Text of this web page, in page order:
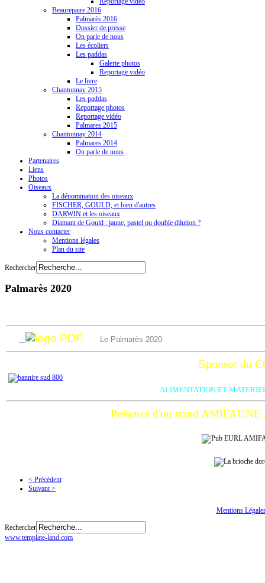
Beaurepaire 2016
Palmarès 2016
Dossier de presse
On parle de nous
Les écoliers
Les paddas
Galerie photos
Reportage vidéo
Le livre
Chantonnay 2015
Les paddas
Reportage photos
Reportage vidéo
Palmares 2015
Chantonnay 2014
Palmares 2014
On parle de nous
Partenaires
Liens
Photos
Oiseaux
La dénomination des oiseaux
FISCHER, GOULD, et bien d'autres
DARWIN et les oiseaux
Diamant de Gould : jaune, pastel ou double dilution ?
Nous contacter
Mentions légales
Plan du site
Rechercher
Palmarès 2020
Le Palmarès 2020
Sponsor du
ALIMENTATION ET
Présence d'un stand
< Précédent
Suivant >
Mentions
Rechercher
www.template-land.com